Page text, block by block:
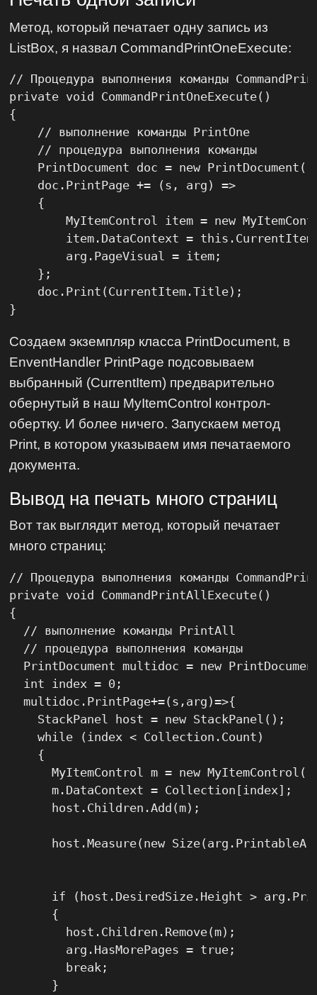
Метод, который печатает одну запись из
ListBox, я назвал CommandPrintOneExecute:
// Процедура выполнения команды
private void CommandPrintOneExecute()
{
    // выполнение команды PrintOne
    // процедура выполнения команды
PrintDocument doc = new
    doc.PrintPage += (s, arg) =>
    {
MyItemControl item = new
item.DataContext =
        arg.PageVisual = item;
    };
    doc.Print(CurrentItem.Title);
}
Создаем экземпляр класса PrintDocument, в
EnventHandler PrintPage подсовываем
выбранный (CurrentItem) предварительно
обернутый в наш MyItemControl контрол-
обертку. И более ничего. Запускаем метод
Print, в котором указываем имя печатаемого
документа.
Вывод на печать много страниц
Вот так выглядит метод, который печатает
много страниц:
// Процедура выполнения команды
private void CommandPrintAllExecute()
{
  // выполнение команды PrintAll
  // процедура выполнения команды
PrintDocument multidoc = new
  int index = 0;
  multidoc.PrintPage+=(s,arg)=>{
    StackPanel host = new StackPanel();
    while (index < Collection.Count)
    {
MyItemControl m = new
      m.DataContext = Collection[index];
      host.Children.Add(m);
host.Measure(new
if (host.DesiredSize.Height >
      {
        host.Children.Remove(m);
        arg.HasMorePages = true;
        break;
      }